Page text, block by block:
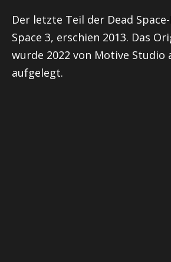
Der letzte Teil der Dead
Space 3, erschien 2013. Das
wurde 2022 von Motive Studio
aufgelegt.